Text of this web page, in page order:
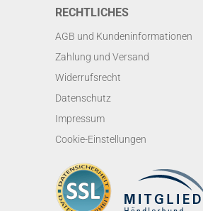
RECHTLICHES
AGB und Kundeninformationen
Zahlung und Versand
Widerrufsrecht
Datenschutz
Impressum
Cookie-Einstellungen